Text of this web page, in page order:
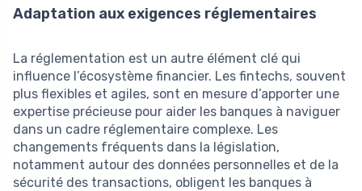
Adaptation aux exigences réglementaires
La réglementation est un autre élément clé qui
influence l’écosystème financier. Les fintechs, souvent
plus flexibles et agiles, sont en mesure d’apporter une
expertise précieuse pour aider les banques à naviguer
dans un cadre réglementaire complexe. Les
changements fréquents dans la législation,
notamment autour des données personnelles et de la
sécurité des transactions, obligent les banques à